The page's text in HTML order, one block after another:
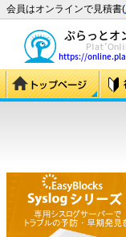
会員はオンラインで見積書(